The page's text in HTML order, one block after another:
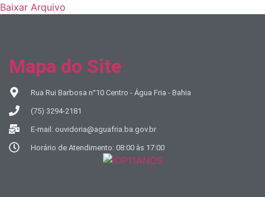
Baixar Arquivo
Mapa do Site
Rua Rui Barbosa n°10 Centro - Água Fria - Bahia
(75) 3294-2181
E-mail: ouvidoria@aguafria.ba.gov.br
Horário de Atendimento: 08:00 às 17:00